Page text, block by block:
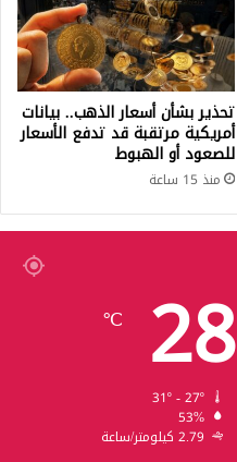
تحذير بشأن أسعار الذهب.. بيانات
أمريكية مرتقبة قد تدفع الأسعار
للصعود أو الهبوط
منذ 15 ساعة
28
℃
53%
2.79 كيلومتر/ساعة